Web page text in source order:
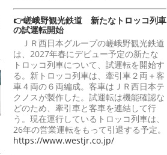
👉嵯峨野観光鉄道 新たなトロッコ列車
の試運転開始
ＪＲ西日本グループの嵯峨野観光鉄道
は、2027年春にデビュー予定の新たな
トロッコ列車について、試運転を開始す
る。新トロッコ列車は、牽引車２両＋客
車４両の６両編成。客車はＪＲ西日本テ
クノスが製作した。試運転は機能確認な
どのため、牽引車と客車を連結して行
う。現在運行しているトロッコ列車は、
26年の営業運転をもって引退する予定。
https://www.westjr.co.jp/